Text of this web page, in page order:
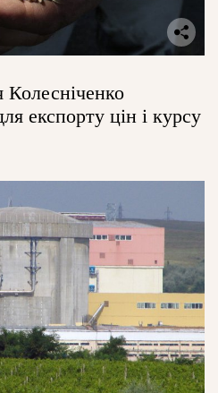
Колесніченко
експорту цін і курсу